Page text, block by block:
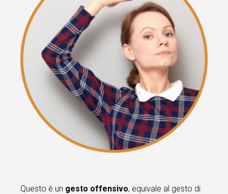
Questo è un gesto offensivo, equivale al gesto di